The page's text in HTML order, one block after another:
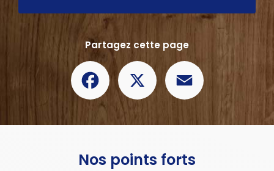
Partagez cette page
Facebook
Nos points forts